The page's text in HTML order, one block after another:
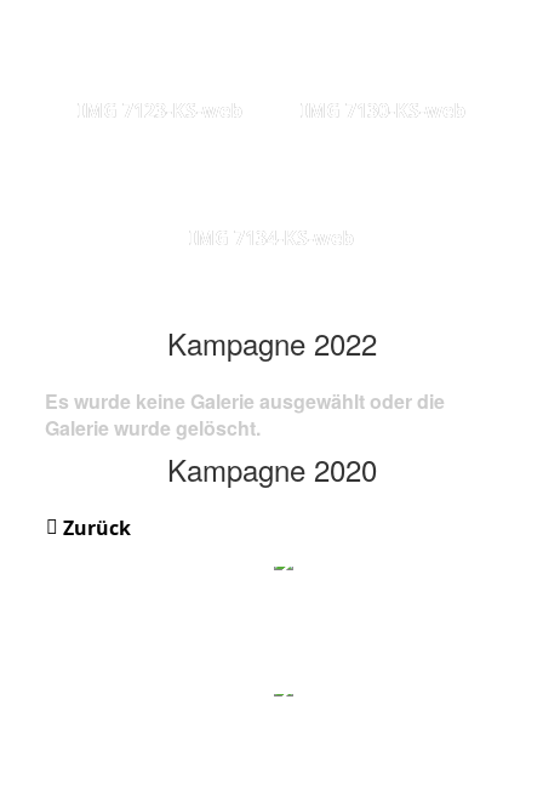
IMG 7123-KS-web IMG 7130-KS-web
IMG 7134-KS-web
Kampagne 2022
Es wurde keine Galerie ausgewählt oder die
Galerie wurde gelöscht.
Kampagne 2020
Zurück